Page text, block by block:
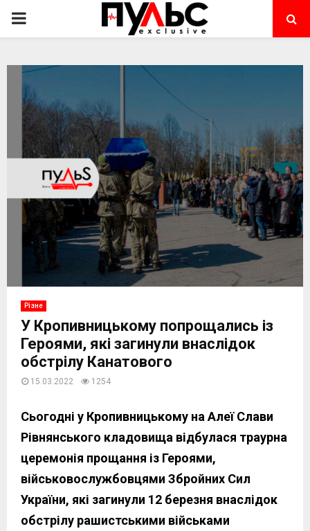
PRIMARY
Різне
У Кропивницькому попрощались із
Героями, які загинули внаслідок
обстрілу Канатового
15.03.2022 1254
Сьогодні у Кропивницькому на Алеї Слави
Рівнянського кладовища відбулася траурна
церемонія прощання із Героями,
військовослужбовцями Збройних Сил
України, які загинули 12 березня внаслідок
обстрілу рашистськими військами